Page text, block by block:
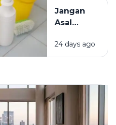
Mengatasinya
Jangan
Asal
Bahan
Pembersih
24 days ago